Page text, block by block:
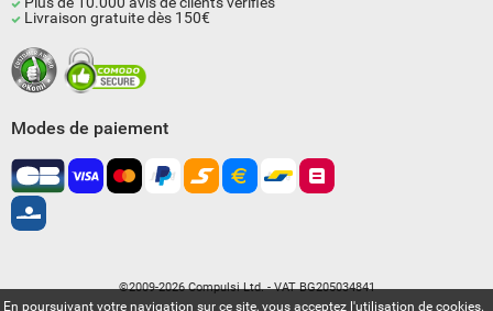
En poursuivant votre navigation sur ce site, vous acceptez l'utilisation de cookies.
Livraison gratuite dès 150€
Modes de paiement
©2009-2026 Compulsi Ltd. - VAT BG205034841